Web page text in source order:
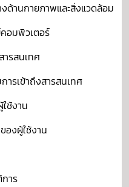
ด้านกายภาพและสิ่งแวดล้อม
อมพิวเตอร์
ารสนเทศ
รเข้าถึงสารสนเทศ
ช้งาน
งผู้ใช้งาน
าร